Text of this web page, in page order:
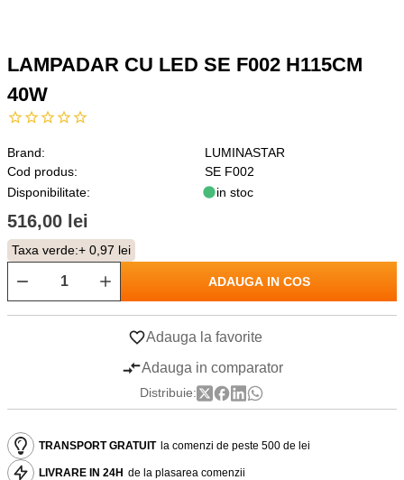
LAMPADAR CU LED SE F002 H115CM
40W
Brand:
LUMINASTAR
Cod produs:
SE F002
Disponibilitate:
in stoc
516,00 lei
Taxa verde:+ 0,97 lei
ADAUGA IN COS
Adauga la favorite
Adauga in comparator
Distribuie:
TRANSPORT GRATUIT la comenzi de peste 500 de lei
LIVRARE IN 24H de la plasarea comenzii